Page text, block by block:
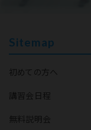
Sitemap
初めての方へ
講習会日程
無料説明会